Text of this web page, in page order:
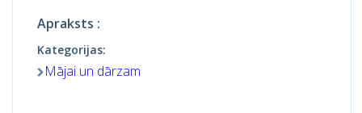
Apraksts :
Kategorijas:
Mājai un dārzam